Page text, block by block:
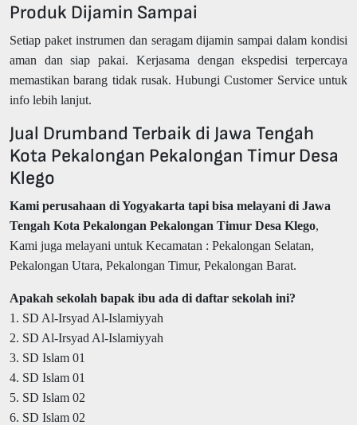
Produk Dijamin Sampai
Setiap paket instrumen dan seragam dijamin sampai dalam kondisi
aman dan siap pakai. Kerjasama dengan ekspedisi terpercaya
memastikan barang tidak rusak. Hubungi Customer Service untuk
info lebih lanjut.
Jual Drumband Terbaik di Jawa Tengah
Kota Pekalongan Pekalongan Timur Desa
Klego
Kami perusahaan di Yogyakarta tapi bisa melayani di Jawa
Tengah Kota Pekalongan Pekalongan Timur Desa Klego,
Kami juga melayani untuk Kecamatan : Pekalongan Selatan,
Pekalongan Utara, Pekalongan Timur, Pekalongan Barat.
Apakah sekolah bapak ibu ada di daftar sekolah ini?
1. SD Al-Irsyad Al-Islamiyyah
2. SD Al-Irsyad Al-Islamiyyah
3. SD Islam 01
4. SD Islam 01
5. SD Islam 02
6. SD Islam 02